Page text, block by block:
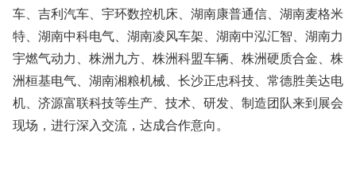
车、吉利汽车、宇环数控机床、湖南康普通信、湖南麦格米
特、湖南中科电气、湖南凌风车架、湖南中泓汇智、湖南力
宇燃气动力、株洲九方、株洲科盟车辆、株洲硬质合金、株
洲桓基电气、湖南湘粮机械、长沙正忠科技、常德胜美达电
机、济源富联科技等生产、技术、研发、制造团队来到展会
现场，进行深入交流，达成合作意向。